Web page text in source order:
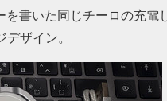
を書いた同じチーロの充電
ザイン。